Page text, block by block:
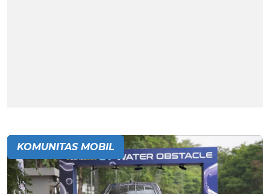
KOMUNITAS MOBIL